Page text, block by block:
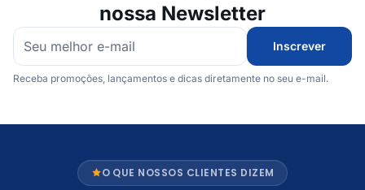
nossa Newsletter
Inscrever
Receba promoções, lançamentos e dicas diretamente no seu e-mail.
O QUE NOSSOS CLIENTES DIZEM